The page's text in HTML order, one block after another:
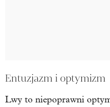
Entuzjazm i optymizm
Lwy to niepoprawni